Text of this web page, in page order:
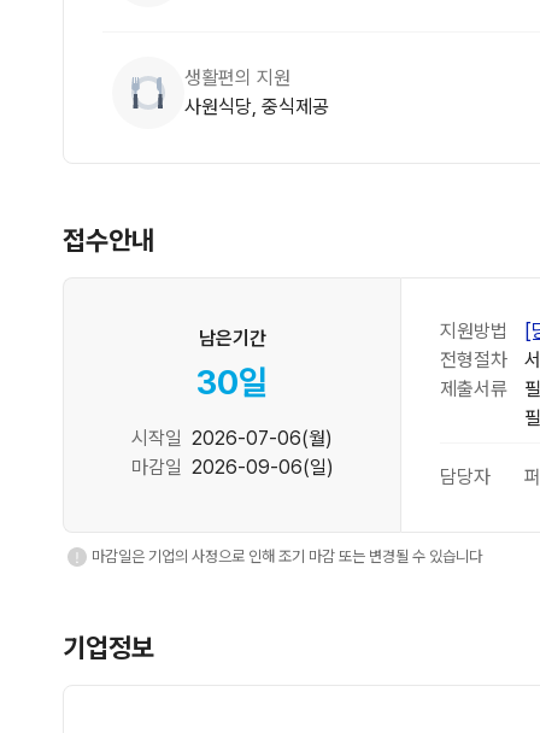
생활편의 지원
사원식당, 중식제공
접수안내
남은기간
30일
시작일 2026-07-06(월)
마감일 2026-09-06(일)
지원방법
[
전형절차
제출서류
담당자
마감일은 기업의 사정으로 인해 조기 마감 또는 변경될 수 있습니다
기업정보